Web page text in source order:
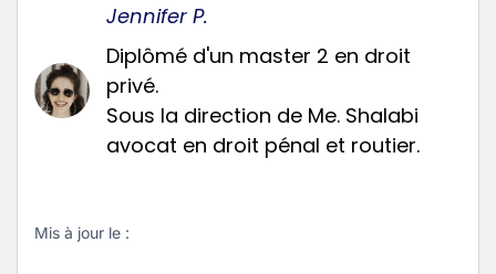
Jennifer P.
Diplômé d'un master 2 en droit
privé.
Sous la direction de Me. Shalabi
avocat en droit pénal et routier.
Mis à jour le :